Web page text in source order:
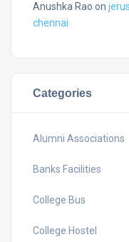
Anushka Rao on
chennai
Categories
Alumni Associations
Banks Facilities
College Bus
College Hostel